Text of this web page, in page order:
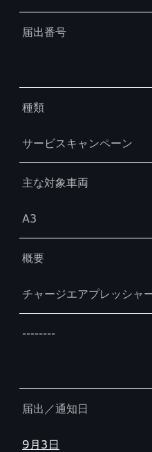
届出番号
種類
サービスキャンペーン
主な対象車両
A3
概要
チャージエアプレッシャ
--------
届出／通知日
9月3日